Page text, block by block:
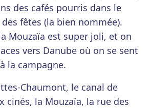
des cafés pourris dans le
fêtes (la bien nommée).
Mouzaïa est super joli, et on
vers Danube où on se sent
la campagne.
Chaumont, le canal de
cinés, la Mouzaïa, la rue des